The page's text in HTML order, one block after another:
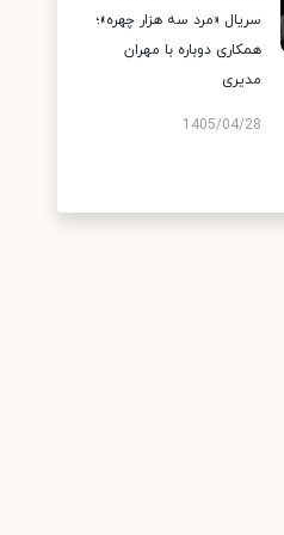
سریال «مرد سه هزار چهره»؛
همکاری دوباره با مهران
مدیری
1405/04/28